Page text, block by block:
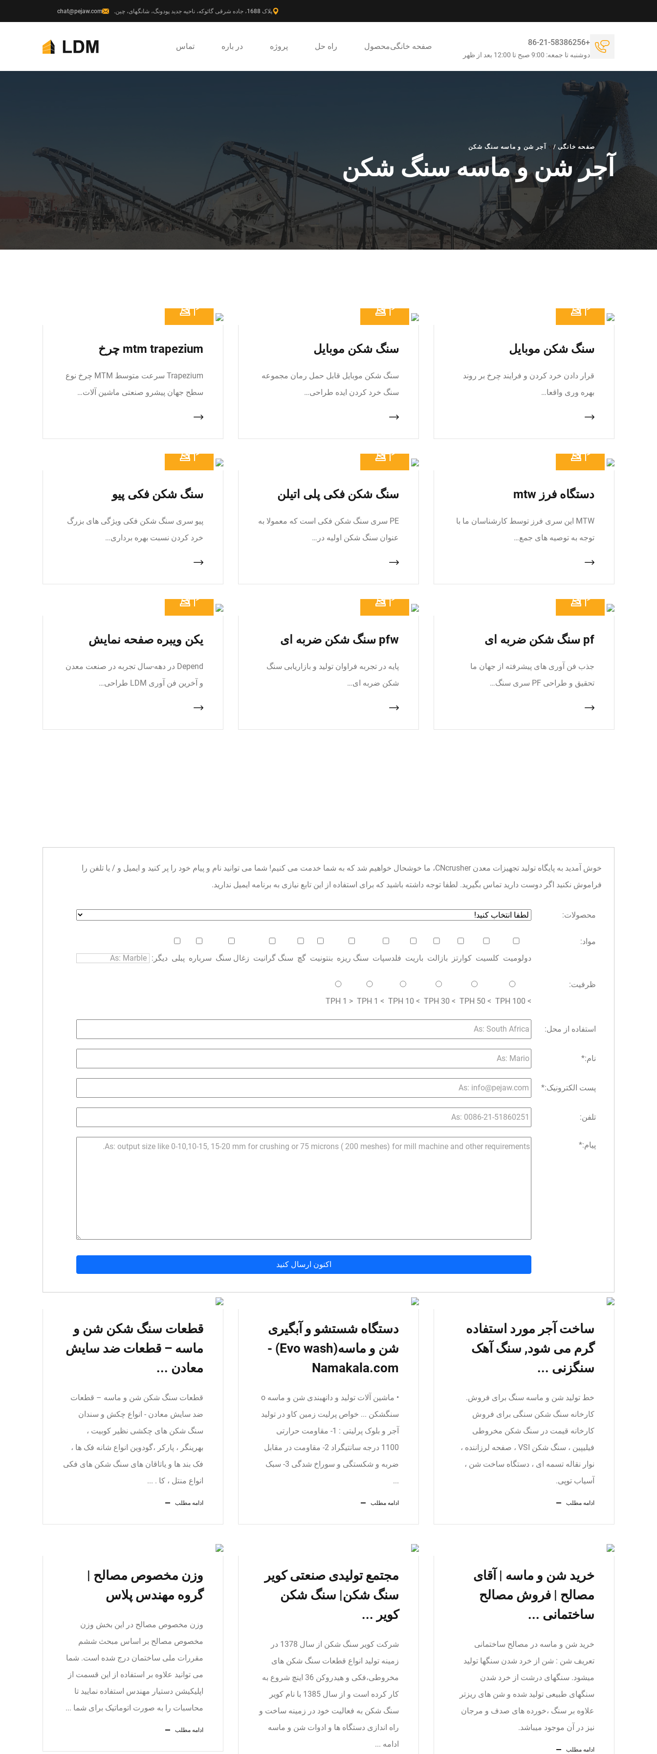
پلاک 1688، جاده شرقی گائوکه، ناحیه جدید پودونگ، شانگهای، چین. chat@pejaw.com
صفحه خانگیمحصول راه حل پروژه در باره تماس +86-21-58386256
دوشنبه تا جمعه: 9:00 صبح تا 12:00 بعد از ظهر
صفحه خانگی / آجر شن و ماسه سنگ شکن
آجر شن و ماسه سنگ شکن
سنگ شکن موبایل
قرار دادن خرد کردن و فرایند چرخ بر روند
بهره وری واقعا…
سنگ شکن موبایل
سنگ شکن موبایل قابل حمل رمان مجموعه
سنگ خرد کردن ایده طراحی…
mtm trapezium چرخ
Trapezium سرعت متوسط MTM چرخ نوع
سطح جهان پیشرو صنعتی ماشین آلات…
دستگاه فرز mtw
MTW این سری فرز توسط کارشناسان ما با
توجه به توصیه های جمع…
سنگ شکن فکی پلی اتیلن
PE سری سنگ شکن فکی است که معمولا به
عنوان سنگ شکن اولیه در…
سنگ شکن فکی پیو
پیو سری سنگ شکن فکی ویژگی های بزرگ
خرد کردن نسبت بهره برداری…
pf سنگ شکن ضربه ای
جذب فن آوری های پیشرفته از جهان ما
تحقیق و طراحی PF سری سنگ…
pfw سنگ شکن ضربه ای
پایه در تجربه فراوان تولید و بازاریابی سنگ
شکن ضربه ای…
یکن ویبره صفحه نمایش
Depend در دهه-سال تجربه در صنعت معدن
و آخرین فن آوری LDM طراحی…
خوش آمدید به پایگاه تولید تجهیزات معدن CNcrusher، ما خوشحال خواهیم شد که به شما خدمت می کنیم! شما می توانید نام و پیام خود را پر کنید و ایمیل و / یا تلفن را
فراموش نکنید اگر دوست دارید تماس بگیرید. لطفا توجه داشته باشید که برای استفاده از این تابع نیازی به برنامه ایمیل ندارید.
محصولات:
مواد:
دولومیت کلسیت کوارتز بازالت باریت فلدسپات سنگ ریزه بنتونیت گچ سنگ گرانیت زغال سنگ سرباره پبلی دیگر:
ظرفیت:
> 100 TPH
> 50 TPH
> 30 TPH
> 10 TPH
> 1 TPH
< 1 TPH
استفاده از محل:
نام:*
پست الکترونیک:*
تلفن:
پیام:*
ساخت آجر مورد استفاده
گرم می شود, سنگ آهک
سنگزنی ...
خط تولید شن و ماسه سنگ برای فروش.
کارخانه سنگ شکن سنگی برای فروش
کارخانه قیمت در سنگ شکن مخروطی
فیلیپین ، سنگ شکن VSI ، صفحه لرزاننده ،
نوار نقاله تسمه ای ، دستگاه ساخت شن ،
آسیاب توپی.
ادامه مطلب
دستگاه شستشو و آبگیری
شن و ماسه(Evo wash) -
Namakala.com
• ماشین آلات تولید و دانه‎بندی شن و ماسه o
سنگ‎شکن ... خواص پرلیت زمین کاو در تولید
آجر و بلوک پرلیتی : 1- مقاومت حرارتی
1100 درجه سانتیگراد 2- مقاومت در مقابل
ضربه و شکستگی و سوراخ شدگی 3- سبک
...
ادامه مطلب
قطعات سنگ شکن شن و
ماسه – قطعات ضد سایش
معادن ...
قطعات سنگ شکن شن و ماسه – قطعات
ضد سایش معادن - انواع چکش و سندان
سنگ شکن های چکشی نظیر کوبیت ،
بهرینگر ، پارکر ،گودوین انواع شانه فک ها ،
فک بند ها و یاتاقان های سنگ شکن های فکی
انواع منتل ، کا . ...
ادامه مطلب
خرید شن و ماسه | آقای
مصالح | فروش مصالح
ساختمانی ...
خرید شن و ماسه در مصالح ساختمانی
تعریف شن : شن از خرد شدن سنگها تولید
میشود. سنگهای درشت از خرد شدن
سنگهای طبیعی تولید شده و شن های ریزتر
علاوه بر سنگ ،خورده های صدف و مرجان
نیز در آن موجود میباشد.
ادامه مطلب
مجتمع تولیدی صنعتی کویر
سنگ شکن| سنگ شکن
کویر ...
شرکت کویر سنگ شکن از سال 1378 در
زمینه تولید انواع قطعات سنگ شکن های
مخروطی،فکی و هیدروکن 36 اینچ شروع به
کار کرده است و از سال 1385 با نام کویر
سنگ شکن به فعالیت خود در زمینه ساخت و
راه اندازی دستگاه ها و ادوات شن و ماسه
ادامه ...
وزن مخصوص مصالح |
گروه مهندس پلاس
وزن مخصوص مصالح در این بخش وزن
مخصوص مصالح بر اساس مبحث ششم
مقررات ملی ساختمان درج شده است. شما
می توانید علاوه بر استفاده از این قسمت از
اپلیکیشن دستیار مهندس استفاده نمایید تا
محاسبات را به صورت اتوماتیک برای شما ...
ادامه مطلب